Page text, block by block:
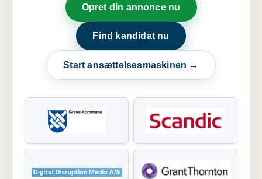
Opret din annonce nu
Find kandidat nu
Start ansættelsesmaskinen →